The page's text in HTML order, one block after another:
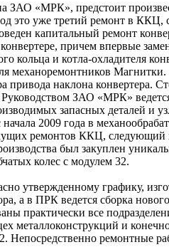
ЗАО «МРК», предстоит
это уже третий ремонт в ККЦ,
капитальный ремонт
причем впервые
кольца и котла-охладителя
механоремонтников
привода наклона конвертера.
Руководством ЗАО «МРК»
запасных деталей и
2009 года в
ремонтов ККЦ, следующий
был закуплен
колес с модулем 32.
утвержденному графику,
а в ПРК ведется сборка
практически все
металлоконструкций и
ремонтные